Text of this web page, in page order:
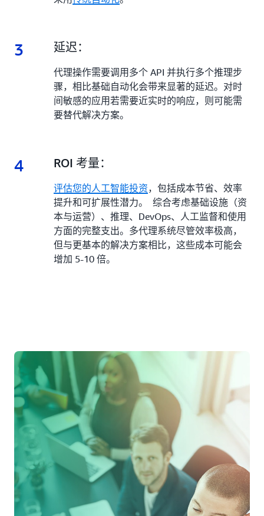
3 3.
延迟：
代理操作需要调用多个 API 并执行多个推理步
骤，相比基础自动化会带来显著的延迟。对时
间敏感的应用若需要近实时的响应，则可能需
要替代解决方案。
4 4.
ROI 考量：
评估您的人工智能投资，包括成本节省、效率
提升和可扩展性潜力。 综合考虑基础设施（资
本与运营）、推理、DevOps、人工监督和使用
方面的完整支出。多代理系统尽管效率极高，
但与更基本的解决方案相比，这些成本可能会
增加 5-10 倍。